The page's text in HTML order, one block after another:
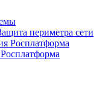
периметра сети